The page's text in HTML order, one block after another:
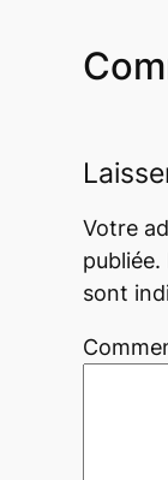
Votre
publiée.
sont